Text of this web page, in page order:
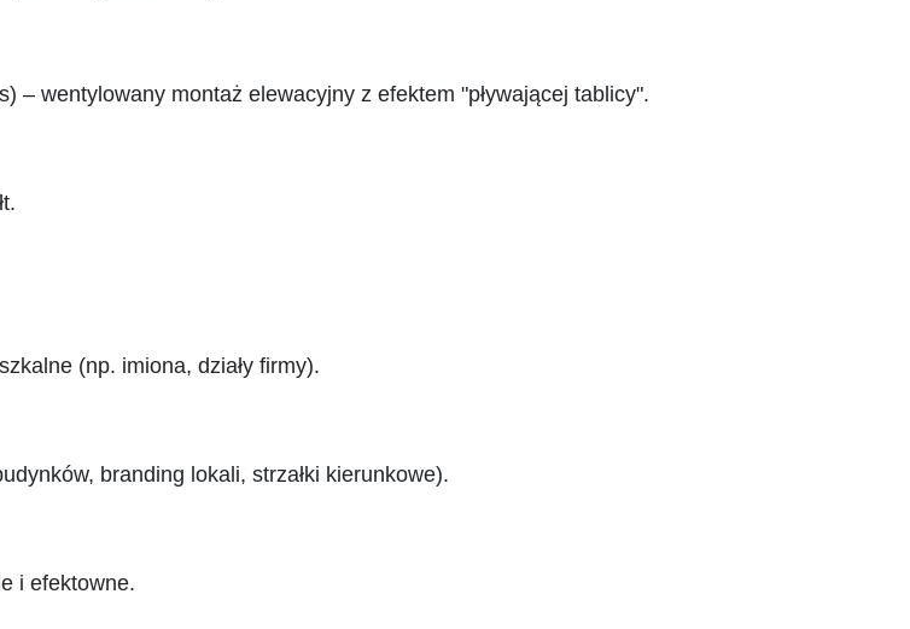
– wentylowany montaż elewacyjny z efektem "pływającej tablicy".
(np. imiona, działy firmy).
branding lokali, strzałki kierunkowe).
i efektowne.